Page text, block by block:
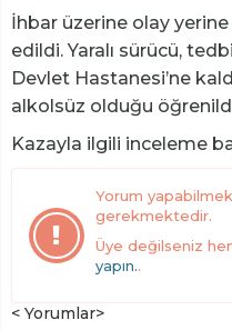
İhbar üzerine olay
edildi. Yaralı sürücü,
Devlet Hastanesi’ne
alkolsüz olduğu
Kazayla ilgili inceleme
Yorum
gerekmektedir.
Üye değilseniz
yapın..
< Yorumlar>